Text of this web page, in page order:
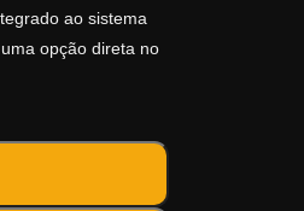
ao sistema
opção direta no